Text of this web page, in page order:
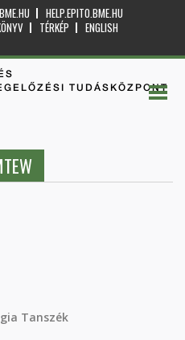
HELP.EPITO.BME.HU
TÉRKÉP
ENGLISH
TUDÁSKÖZPONT
Tanszék